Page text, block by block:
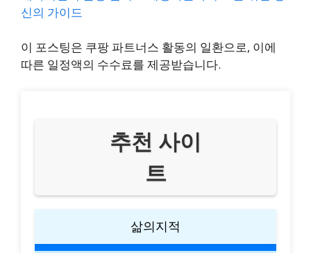
신의 가이드
이 포스팅은 쿠팡 파트너스 활동의 일환으로, 이에
따른 일정액의 수수료를 제공받습니다.
추천 사이
트
삶의지적